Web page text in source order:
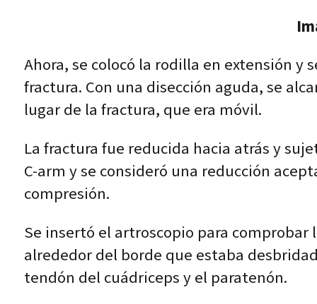
Ahora, se colocó la rodilla en extensión
fractura. Con una disección aguda, se
lugar de la fractura, que era móvil.
La fractura fue reducida hacia atrás y
C-arm y se consideró una reducción
compresión.
Se insertó el artroscopio para
alrededor del borde que estaba
tendón del cuádriceps y el paratenón.